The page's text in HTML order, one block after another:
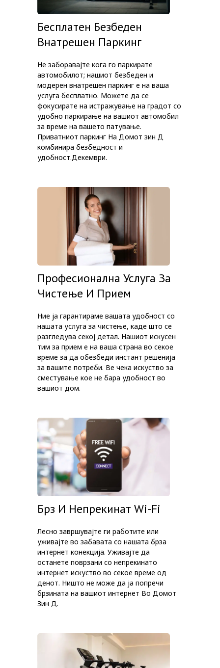
Бесплатен Безбеден
Внатрешен Паркинг
Не заборавајте кога го паркирате
автомобилот; нашиот безбеден и
модерен внатрешен паркинг е на ваша
услуга бесплатно. Можете да се
фокусирате на истражување на градот со
удобно паркирање на вашиот автомобил
за време на вашето патување.
Приватниот паркинг На Домот зин Д
комбинира безбедност и
удобност.Декември.
Професионална Услуга За
Чистење И Прием
Ние ја гарантираме вашата удобност со
нашата услуга за чистење, каде што се
разгледува секој детал. Нашиот искусен
тим за прием е на ваша страна во секое
време за да обезбеди инстант решенија
за вашите потреби. Ве чека искуство за
сместување кое не бара удобност во
вашиот дом.
Брз И Непрекинат Wi-Fi
Лесно завршувајте ги работите или
уживајте во забавата со нашата брза
интернет конекција. Уживајте да
останете поврзани со непрекинато
интернет искуство во секое време од
денот. Ништо не може да ја попречи
брзината на вашиот интернет Во Домот
Зин Д.